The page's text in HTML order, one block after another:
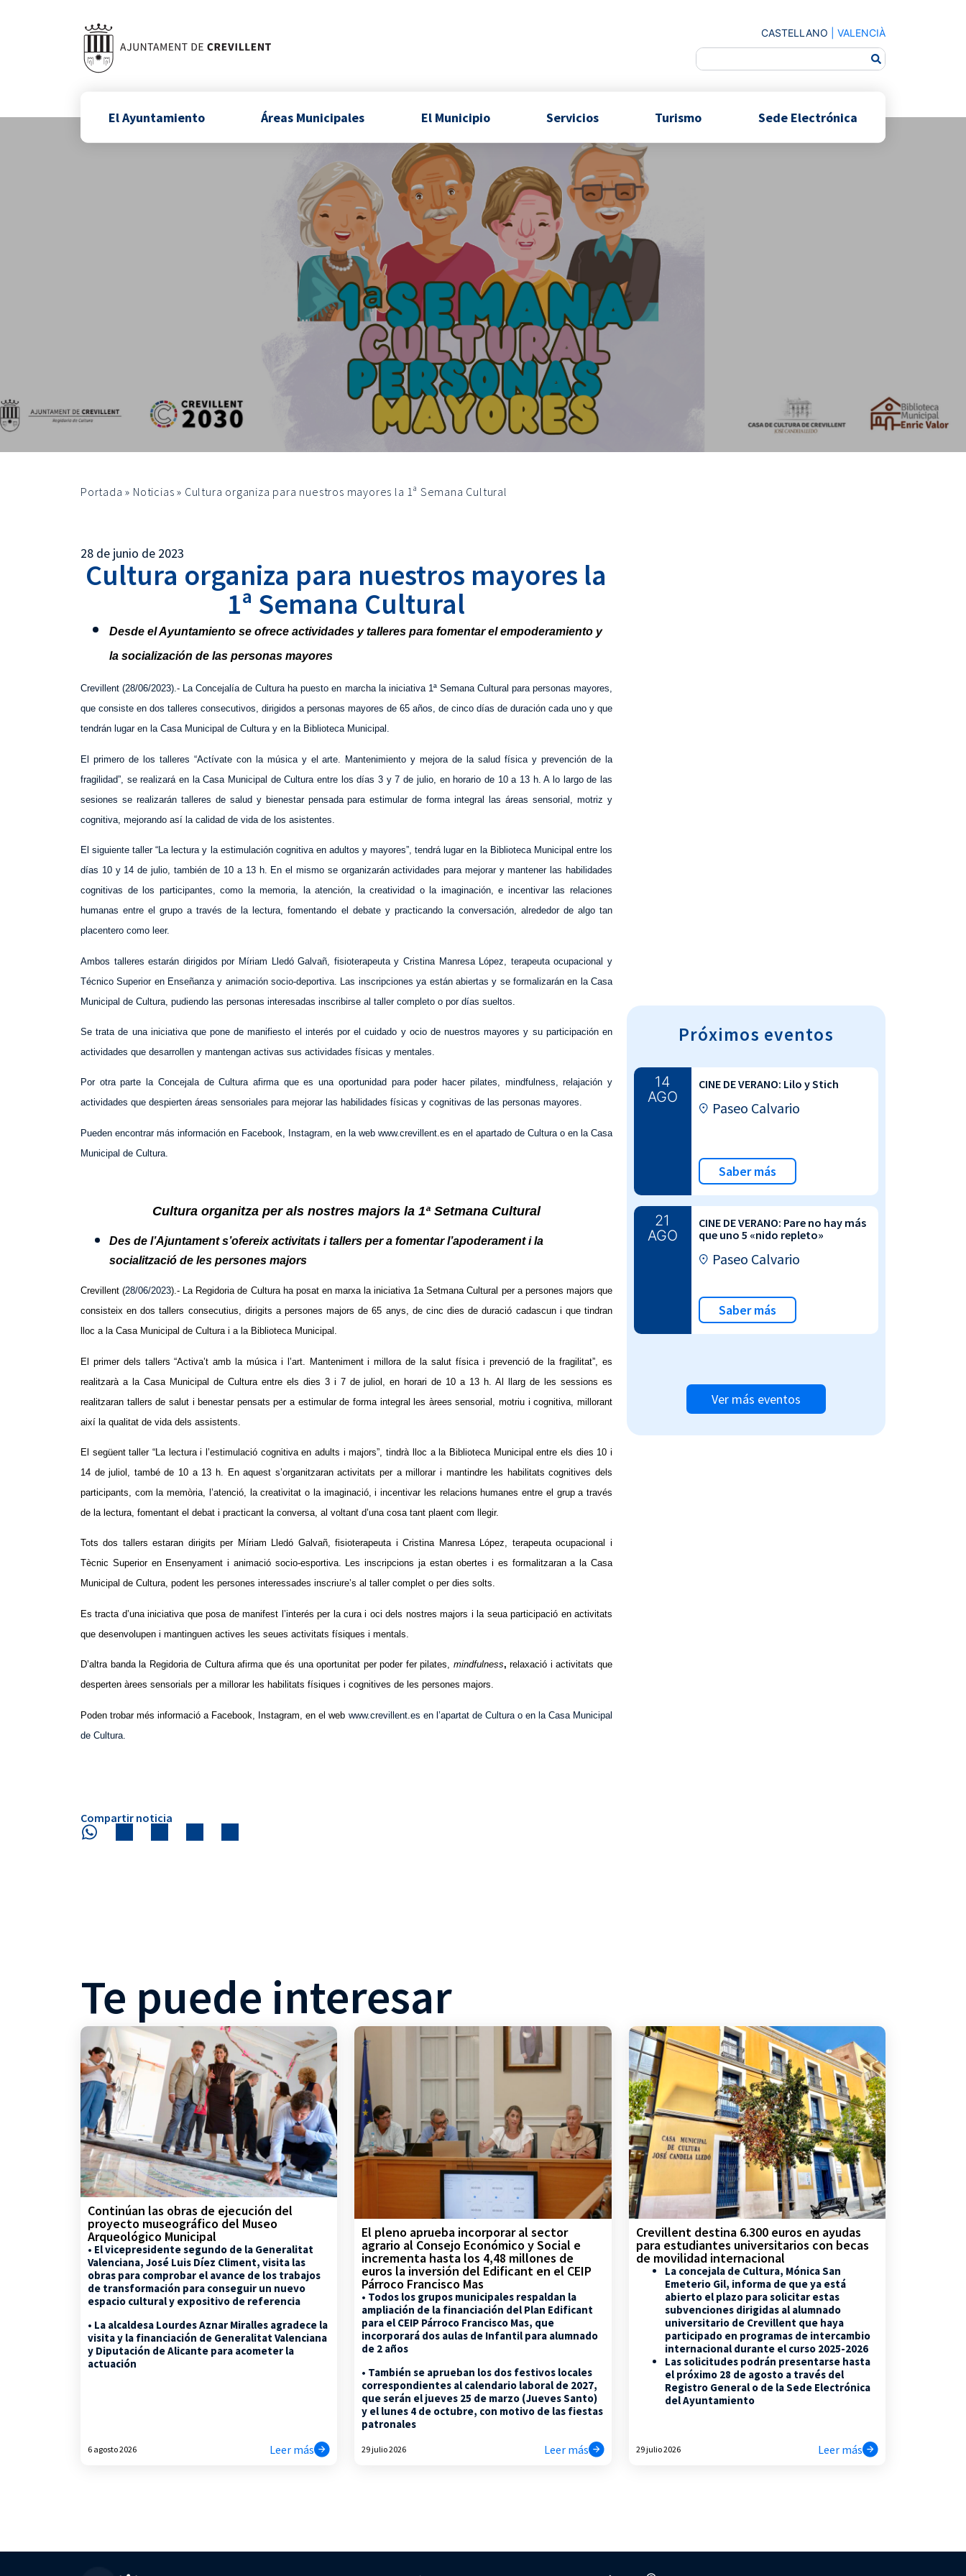
CASTELLANO VALENCIÀ
El Ayuntamiento Áreas Municipales El Municipio Servicios Turismo Sede Electrónica
Portada » Noticias » Cultura organiza para nuestros mayores la 1ª Semana Cultural
28 de junio de 2023
Cultura organiza para nuestros mayores la
1ª Semana Cultural
Desde el Ayuntamiento se ofrece actividades y talleres para fomentar el empoderamiento y
la socialización de las personas mayores
Crevillent (28/06/2023).- La Concejalía de Cultura ha puesto en marcha la iniciativa 1ª Semana Cultural para personas mayores,
que consiste en dos talleres consecutivos, dirigidos a personas mayores de 65 años, de cinco días de duración cada uno y que
tendrán lugar en la Casa Municipal de Cultura y en la Biblioteca Municipal.
El primero de los talleres “Actívate con la música y el arte. Mantenimiento y mejora de la salud física y prevención de la
fragilidad”, se realizará en la Casa Municipal de Cultura entre los días 3 y 7 de julio, en horario de 10 a 13 h. A lo largo de las
sesiones se realizarán talleres de salud y bienestar pensada para estimular de forma integral las áreas sensorial, motriz y
cognitiva, mejorando así la calidad de vida de los asistentes.
El siguiente taller “La lectura y la estimulación cognitiva en adultos y mayores”, tendrá lugar en la Biblioteca Municipal entre los
días 10 y 14 de julio, también de 10 a 13 h. En el mismo se organizarán actividades para mejorar y mantener las habilidades
cognitivas de los participantes, como la memoria, la atención, la creatividad o la imaginación, e incentivar las relaciones
humanas entre el grupo a través de la lectura, fomentando el debate y practicando la conversación, alrededor de algo tan
placentero como leer.
Ambos talleres estarán dirigidos por Míriam Lledó Galvañ, fisioterapeuta y Cristina Manresa López, terapeuta ocupacional y
Técnico Superior en Enseñanza y animación socio-deportiva. Las inscripciones ya están abiertas y se formalizarán en la Casa
Municipal de Cultura, pudiendo las personas interesadas inscribirse al taller completo o por días sueltos.
Se trata de una iniciativa que pone de manifiesto el interés por el cuidado y ocio de nuestros mayores y su participación en
actividades que desarrollen y mantengan activas sus actividades físicas y mentales.
Por otra parte la Concejala de Cultura afirma que es una oportunidad para poder hacer pilates, mindfulness, relajación y
actividades que despierten áreas sensoriales para mejorar las habilidades físicas y cognitivas de las personas mayores.
Pueden encontrar más información en Facebook, Instagram, en la web www.crevillent.es en el apartado de Cultura o en la Casa
Municipal de Cultura.
Cultura organitza per als nostres majors la 1ª Setmana Cultural
Des de l’Ajuntament s’ofereix activitats i tallers per a fomentar l’apoderament i la
socialització de les persones majors
Crevillent (28/06/2023).- La Regidoria de Cultura ha posat en marxa la iniciativa 1a Setmana Cultural per a persones majors que
consisteix en dos tallers consecutius, dirigits a persones majors de 65 anys, de cinc dies de duració cadascun i que tindran
lloc a la Casa Municipal de Cultura i a la Biblioteca Municipal.
El primer dels tallers “Activa’t amb la música i l’art. Manteniment i millora de la salut física i prevenció de la fragilitat”, es
realitzarà a la Casa Municipal de Cultura entre els dies 3 i 7 de juliol, en horari de 10 a 13 h. Al llarg de les sessions es
realitzaran tallers de salut i benestar pensats per a estimular de forma integral les àrees sensorial, motriu i cognitiva, millorant
així la qualitat de vida dels assistents.
El següent taller “La lectura i l’estimulació cognitiva en adults i majors”, tindrà lloc a la Biblioteca Municipal entre els dies 10 i
14 de juliol, també de 10 a 13 h. En aquest s’organitzaran activitats per a millorar i mantindre les habilitats cognitives dels
participants, com la memòria, l’atenció, la creativitat o la imaginació, i incentivar les relacions humanes entre el grup a través
de la lectura, fomentant el debat i practicant la conversa, al voltant d’una cosa tant plaent com llegir.
Tots dos tallers estaran dirigits per Míriam Lledó Galvañ, fisioterapeuta i Cristina Manresa López, terapeuta ocupacional i
Tècnic Superior en Ensenyament i animació socio-esportiva. Les inscripcions ja estan obertes i es formalitzaran a la Casa
Municipal de Cultura, podent les persones interessades inscriure’s al taller complet o per dies solts.
Es tracta d’una iniciativa que posa de manifest l’interés per la cura i oci dels nostres majors i la seua participació en activitats
que desenvolupen i mantinguen actives les seues activitats físiques i mentals.
D’altra banda la Regidoria de Cultura afirma que és una oportunitat per poder fer pilates, mindfulness,relaxació i activitats que
desperten àrees sensorials per a millorar les habilitats físiques i cognitives de les persones majors.
Poden trobar més informació a Facebook, Instagram, en el web www.crevillent.es en l’apartat de Cultura o en la Casa Municipal
de Cultura.
Próximos eventos
14
AGO
CINE DE VERANO: Lilo y Stich
Paseo Calvario
Saber más
21
AGO
CINE DE VERANO: Pare no hay más
que uno 5 «nido repleto»
Paseo Calvario
Saber más
Ver más eventos
Compartir noticia
Te puede interesar
Continúan las obras de ejecución del
proyecto museográfico del Museo
Arqueológico Municipal
• El vicepresidente segundo de la Generalitat
Valenciana, José Luis Díez Climent, visita las
obras para comprobar el avance de los trabajos
de transformación para conseguir un nuevo
espacio cultural y expositivo de referencia
• La alcaldesa Lourdes Aznar Miralles agradece la
visita y la financiación de Generalitat Valenciana
y Diputación de Alicante para acometer la
actuación
6 agosto 2026 Leer más
El pleno aprueba incorporar al sector
agrario al Consejo Económico y Social e
incrementa hasta los 4,48 millones de
euros la inversión del Edificant en el CEIP
Párroco Francisco Mas
• Todos los grupos municipales respaldan la
ampliación de la financiación del Plan Edificant
para el CEIP Párroco Francisco Mas, que
incorporará dos aulas de Infantil para alumnado
de 2 años
• También se aprueban los dos festivos locales
correspondientes al calendario laboral de 2027,
que serán el jueves 25 de marzo (Jueves Santo)
y el lunes 4 de octubre, con motivo de las fiestas
patronales
29 julio 2026 Leer más
Crevillent destina 6.300 euros en ayudas
para estudiantes universitarios con becas
de movilidad internacional
La concejala de Cultura, Mónica San
Emeterio Gil, informa de que ya está
abierto el plazo para solicitar estas
subvenciones dirigidas al alumnado
universitario de Crevillent que haya
participado en programas de intercambio
internacional durante el curso 2025-2026
Las solicitudes podrán presentarse hasta
el próximo 28 de agosto a través del
Registro General o de la Sede Electrónica
del Ayuntamiento
29 julio 2026 Leer más